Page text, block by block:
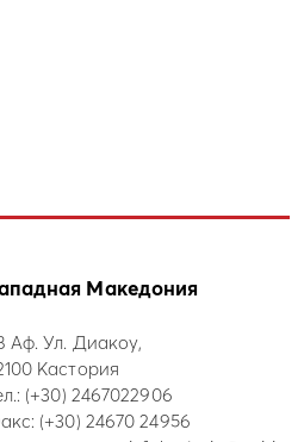
Македония
Аф. Ул. Диакоу,
Кастория
(+30) 2467022906
(+30) 24670 24956